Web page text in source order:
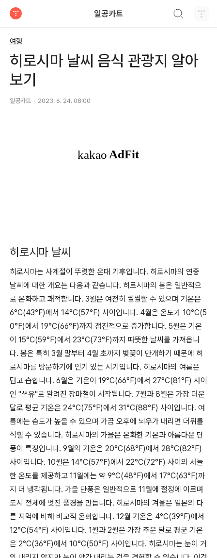
일공카트
여행
히로시마 날씨 음식 관광지 알아
보기
일공카트 2023. 6. 24. 08:00
히로시마 날씨
히로시마는 사계절이 뚜렷한 온대 기후입니다. 히로시마의 연중
날씨에 대한 개요는 다음과 같습니다. 히로시마의 봄은 일반적으
로 온화하고 쾌적합니다. 3월은 여전히 ​​쌀쌀할 수 있으며 기온은
6°C(43°F)에서 14°C(57°F) 사이입니다. 4월은 온도가 10°C(5
0°F)에서 19°C(66°F)까지 점진적으로 증가합니다. 5월은 기온
이 15°C(59°F)에서 23°C(73°F)까지 따뜻한 날씨를 가져옵니
다. 봄은 특히 3월 말부터 4월 초까지 벚꽃이 만개하기 때문에 히
로시마를 방문하기에 인기 있는 시기입니다. 히로시마의 여름은
덥고 습합니다. 6월은 기온이 19°C(66°F)에서 27°C(81°F) 사이
인 "쓰유"로 알려진 장마철이 시작됩니다. 7월과 8월은 가장 더운
달로 평균 기온은 24°C(75°F)에서 31°C(88°F) 사이입니다. 여
름에는 습도가 높을 수 있으며 가끔 오후에 뇌우가 내리면 더위를
식힐 수 있습니다. 히로시마의 가을은 온화한 기온과 아름다운 단
풍이 특징입니다. 9월의 기온은 20°C(68°F)에서 28°C(82°F)
사이입니다. 10월은 14°C(57°F)에서 22°C(72°F) 사이의 서늘
한 온도를 제공하고 11월에는 약 9°C(48°F)에서 17°C(63°F)까
지 더 냉각됩니다. 가을 단풍은 일반적으로 11월에 절정에 이르며
도시 전체에 멋진 풍경을 만듭니다. 히로시마의 겨울은 일본의 다
른 지역에 비해 비교적 온화합니다. 12월 기온은 4°C(39°F)에서
12°C(54°F) 사이입니다. 1월과 2월은 가장 추운 달로 평균 기온
은 2°C(36°F)에서 10°C(50°F) 사이입니다. 히로시마는 눈이 거